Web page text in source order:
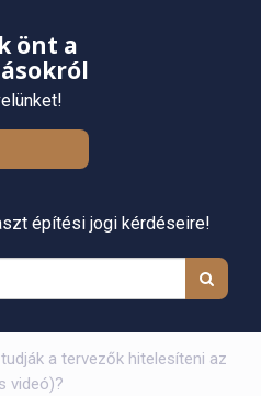
önt a
építési jogi kérdéseire!
a tervezők hitelesíteni az
videó)?